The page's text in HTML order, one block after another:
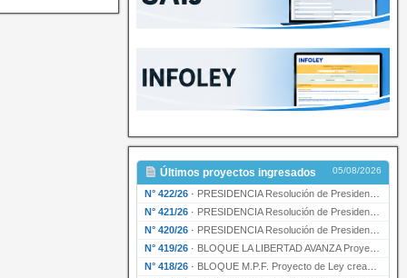
Últimos proyectos ingresados 05/08/2026
N° 422/26 · PRESIDENCIA Resolución de Presidencia N° 200/26 para su ratificación.
N° 421/26 · PRESIDENCIA Resolución de Presidencia N° 199/26 para su ratificación.
N° 420/26 · PRESIDENCIA Resolución de Presidencia N° 198/26 para su ratificación.
N° 419/26 · BLOQUE LA LIBERTAD AVANZA Proyecto de Ley declarando la esencialidad del servicio educativ…
N° 418/26 · BLOQUE M.P.F. Proyecto de Ley creando el Ente Único Regulador de servicios públicos de la …